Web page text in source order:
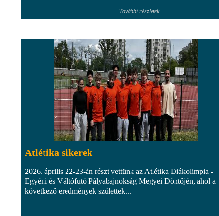
További részletek
Atlétika sikerek
2026. április 22-23-án részt vettünk az Atlétika Diákolimpia -
Egyéni és Váltófutó Pályabajnokság Megyei Döntőjén, ahol a
következő eredmények születtek...